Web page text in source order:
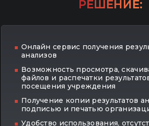
РЕШЕНИЕ:
Онлайн сервис получения
анализов
Возможность просмотра,
файлов и распечатки
посещения учреждения
Получение копии результатов
подписью и печатью
Удобство использования,